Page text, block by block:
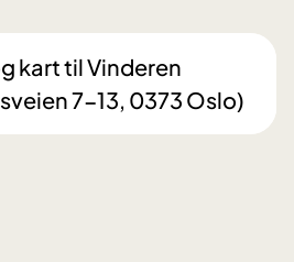
kart til Vinderen
7-13, 0373 Oslo)​​